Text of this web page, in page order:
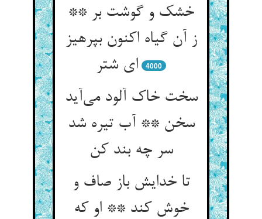
خشک و گوشت بر **
ز آن گیاه اکنون بپرهیز
ای شتر
4000
سخت خاک آلود می‌‌آید
سخن ** آب تیره شد
سر چه بند کن‌‌
تا خدایش باز صاف و
خوش کند ** او که